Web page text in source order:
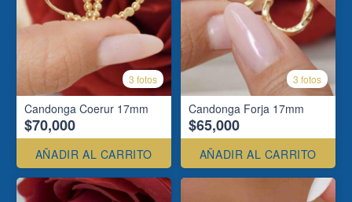
3 fotos
Candonga Coerur 17mm
$70,000
AÑADIR AL CARRITO
3 fotos
Candonga Forja 17mm
$65,000
AÑADIR AL CARRITO